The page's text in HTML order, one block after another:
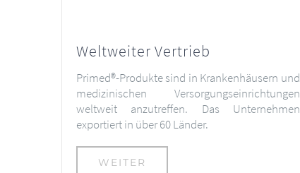
Weltweiter Vertrieb
Primed®-Produkte sind in Krankenhäusern und
medizinischen Versorgungseinrichtungen
weltweit anzutreffen. Das Unternehmen
exportiert in über 60 Länder.
WEITER